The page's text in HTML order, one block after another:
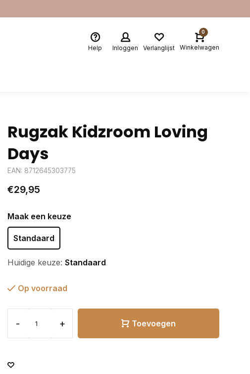
Help Inloggen Verlanglijst
0
Winkelwagen
Rugzak Kidzroom Loving
Days
EAN: 8712645303775
€29,95
Maak een keuze
Standaard
Huidige keuze: Standaard
Op voorraad
- + Toevoegen